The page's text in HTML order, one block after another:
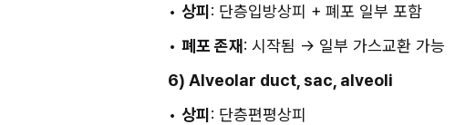
• 상피 : 단층입방상피 + 폐포 일부 포함
• 폐포 존재: 시작됨 → 일부 가스교환 가능
6) Alveolar duct, sac, alveoli
• 상피 : 단층편평상피